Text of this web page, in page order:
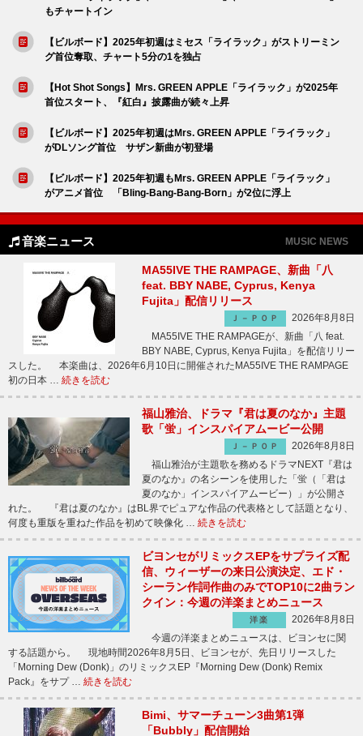
もチャートイン
【ビルボード】2025年初週はミセス「ライラック」がストリーミン
グ首位奪取、チャート5分の1を独占
【Hot Shot Songs】Mrs. GREEN APPLE「ライラック」が2025年
首位スタート、『紅白』披露曲が続々上昇
【ビルボード】2025年初週はMrs. GREEN APPLE「ライラック」
がDLソング首位 サザン新曲が初登場
【ビルボード】2025年初週もMrs. GREEN APPLE「ライラック」
がアニメ首位 「Bling-Bang-Bang-Born」が2位に浮上
音楽ニュース MUSIC NEWS
MA55IVE THE RAMPAGE、新曲「八
feat. BBY NABE, Cyprus, Kenya
Fujita」配信リリース
Ｊ－ＰＯＰ
2026年8月8日
MA55IVE THE RAMPAGEが、新曲「八 feat.
BBY NABE, Cyprus, Kenya Fujita」を配信リリー
スした。 本楽曲は、2026年6月10日に開催されたMA55IVE THE RAMPAGE
初の日本 … 続きを読む
福山雅治、ドラマ『君は夏のなか』主題
歌「蛍」インスパイアムービー公開
Ｊ－ＰＯＰ
2026年8月8日
福山雅治が主題歌を務めるドラマNEXT『君は
夏のなか』の名シーンを使用した「蛍（「君は
夏のなか」インスパイアムービー）」が公開さ
れた。 『君は夏のなか』はBL界でピュアな作品の代表格として話題となり、
何度も重版を重ねた作品を初めて映像化 … 続きを読む
ビヨンセがリミックスEPをサプライズ配
信、ウィーザーの来日公演決定、エド・
シーラン作詞作曲のみでTOP10に2曲ラン
クイン：今週の洋楽まとめニュース
洋楽
2026年8月8日
今週の洋楽まとめニュースは、ビヨンセに関
する話題から。 現地時間2026年8月5日、ビヨンセが、先日リリースした
「Morning Dew (Donk)」のリミックスEP『Morning Dew (Donk) Remix
Pack』をサプ … 続きを読む
Bimi、サマーチューン3曲第1弾
「Bubbly」配信開始